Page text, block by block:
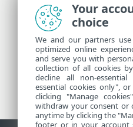
Weitere
Your
choice
We and our partners
optimized online
and serve you with
collection of all cookies
decline all non-
essential cookies only",
clicking "Manage
withdraw your consent or
anytime by clicking the
footer or in your account